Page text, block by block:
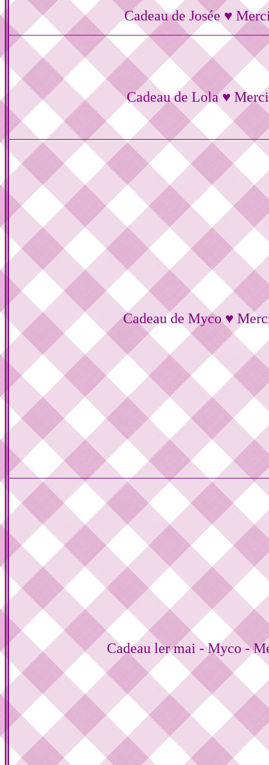
Cadeau de Josée ♥
Cadeau de Lola ♥ Merci
Cadeau de Myco ♥
Cadeau ler mai - Myco -